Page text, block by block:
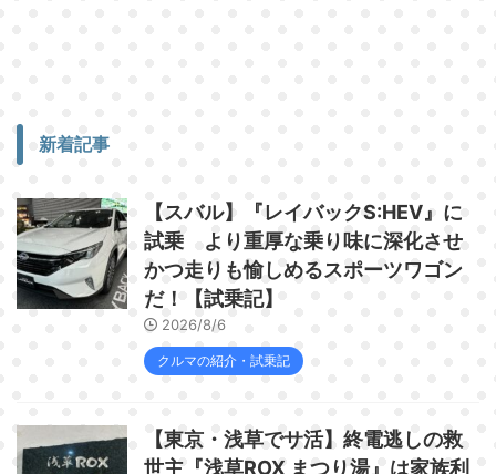
新着記事
【スバル】『レイバックS:HEV』に
試乗 より重厚な乗り味に深化させ
かつ走りも愉しめるスポーツワゴン
だ！【試乗記】
2026/8/6
クルマの紹介・試乗記
【東京・浅草でサ活】終電逃しの救
世主『浅草ROX まつり湯』は家族利